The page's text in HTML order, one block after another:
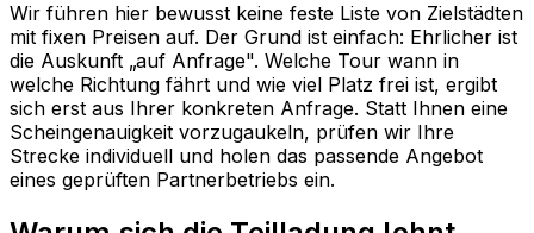
Wir führen hier bewusst keine feste Liste von Zielstädten
mit fixen Preisen auf. Der Grund ist einfach: Ehrlicher ist
die Auskunft „auf Anfrage". Welche Tour wann in
welche Richtung fährt und wie viel Platz frei ist, ergibt
sich erst aus Ihrer konkreten Anfrage. Statt Ihnen eine
Scheingenauigkeit vorzugaukeln, prüfen wir Ihre
Strecke individuell und holen das passende Angebot
eines geprüften Partnerbetriebs ein.